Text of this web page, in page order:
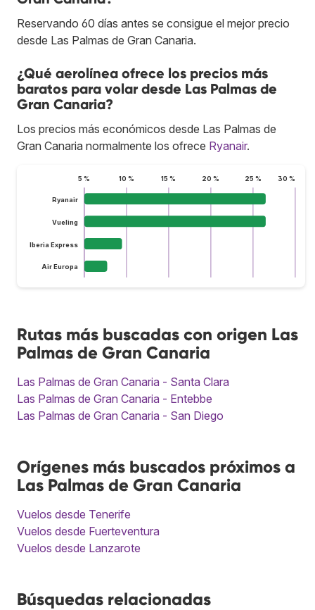
Reservando 60 días antes se consigue el mejor precio
desde Las Palmas de Gran Canaria.
¿Qué aerolínea ofrece los precios más
baratos para volar desde Las Palmas de
Gran Canaria?
Los precios más económicos desde Las Palmas de
Gran Canaria normalmente los ofrece Ryanair.
5 % 10 % 15 % 20 % 25 % 30 %
Ryanair
Vueling
Iberia Express
Air Europa
Rutas más buscadas con origen Las
Palmas de Gran Canaria
Las Palmas de Gran Canaria - Santa Clara
Las Palmas de Gran Canaria - Entebbe
Las Palmas de Gran Canaria - San Diego
Orígenes más buscados próximos a
Las Palmas de Gran Canaria
Vuelos desde Tenerife
Vuelos desde Fuerteventura
Vuelos desde Lanzarote
Búsquedas relacionadas